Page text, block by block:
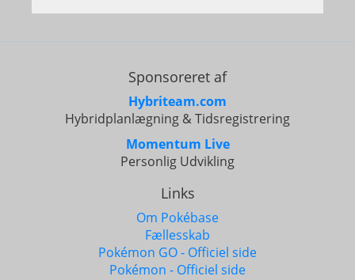
Sponsoreret af
Hybriteam.com
Hybridplanlægning & Tidsregistrering
Momentum Live
Personlig Udvikling
Links
Om Pokébase
Fællesskab
Pokémon GO - Officiel side
Pokémon - Officiel side